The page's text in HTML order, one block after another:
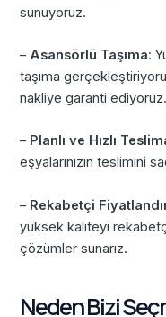
sunuyoruz.
– Asansörlü Taşıma:
taşıma
nakliye garanti ediyoruz.
– Planlı ve Hızlı
eşyalarınızın teslimini
– Rekabetçi
yüksek kaliteyi
çözümler sunarız.
Neden Bizi